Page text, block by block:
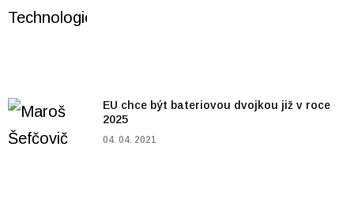
EU chce být bateriovou dvojkou již v roce
2025
04. 04. 2021